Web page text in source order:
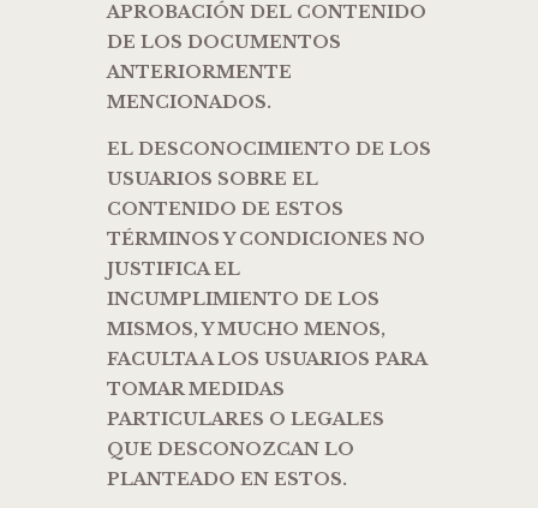
APROBACIÓN DEL CONTENIDO
DE LOS DOCUMENTOS
ANTERIORMENTE
MENCIONADOS.
EL DESCONOCIMIENTO DE LOS
USUARIOS SOBRE EL
CONTENIDO DE ESTOS
TÉRMINOS Y CONDICIONES NO
JUSTIFICA EL
INCUMPLIMIENTO DE LOS
MISMOS, Y MUCHO MENOS,
FACULTA A LOS USUARIOS PARA
TOMAR MEDIDAS
PARTICULARES O LEGALES
QUE DESCONOZCAN LO
PLANTEADO EN ESTOS.